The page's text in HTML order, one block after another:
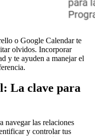
o Google Calendar te
olvidos. Incorporar
y te ayuden a manejar el
La clave para
navegar las relaciones
y controlar tus